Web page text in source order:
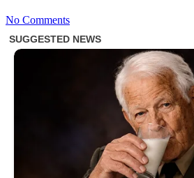
No Comments